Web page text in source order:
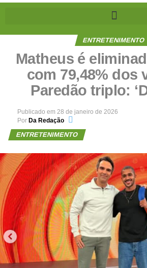
ENTRETENIMENTO
Matheus é
com 79,48% dos
Paredão triplo:
Publicado em 28 de janeiro de 2026
Por Da Redação
ENTRETENIMENTO